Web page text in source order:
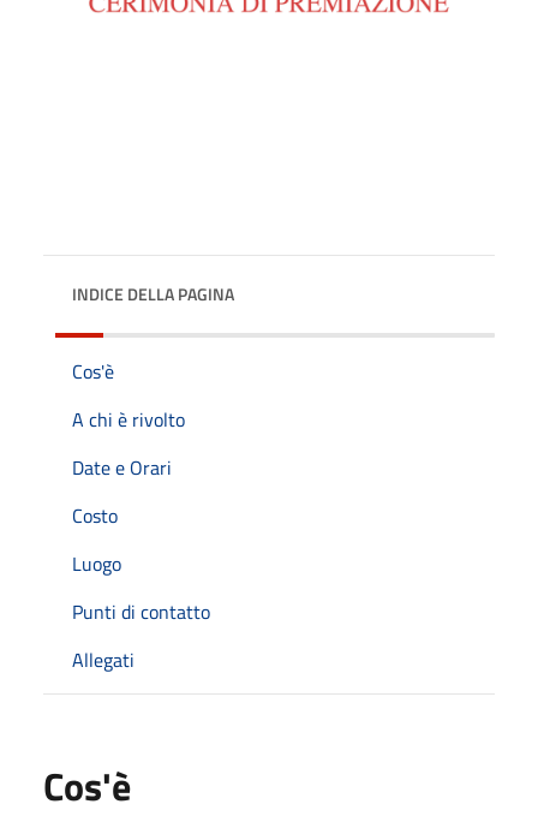
INDICE DELLA PAGINA
Cos'è
A chi è rivolto
Date e Orari
Costo
Luogo
Punti di contatto
Allegati
Cos'è